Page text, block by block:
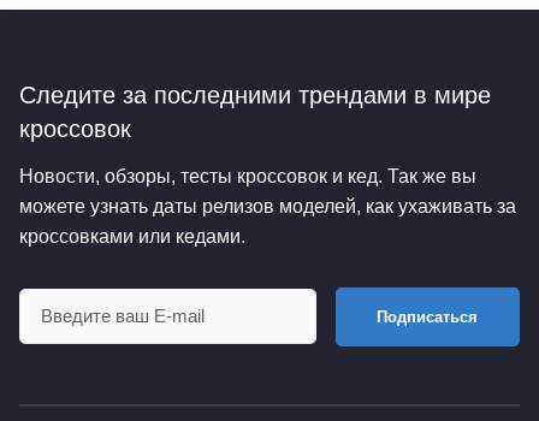
Следите за последними трендами в мире
кроссовок
Новости, обзоры, тесты кроссовок и кед. Так же вы
можете узнать даты релизов моделей, как ухаживать за
кроссовками или кедами.
Подписаться